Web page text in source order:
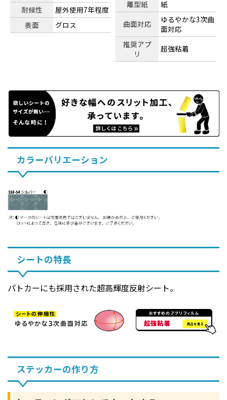
耐候性
屋外使用7年程度
表面
グロス
離型紙
紙
曲面対応
ゆるやかな3次曲
面対応
推奨アプ
リ
超強粘着
カラーバリエーション
シートの特長
パトカーにも採用された超高輝度反射シート。
ステッカーの作り方